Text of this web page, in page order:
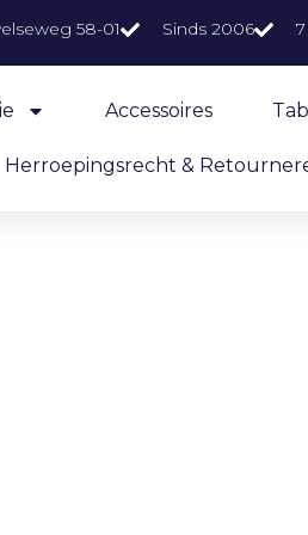
58-01 Sinds 2006
Accessoires
Herroepingsrecht &